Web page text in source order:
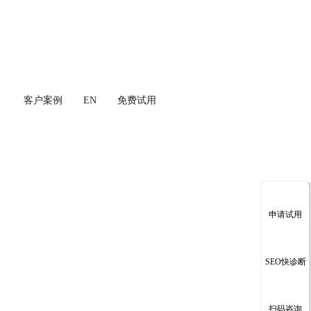
客户案例 EN 免费试用
申请试用
SEO快诊断
扫码咨询